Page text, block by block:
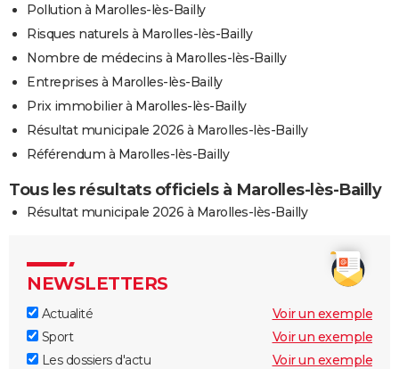
Pollution à Marolles-lès-Bailly
Risques naturels à Marolles-lès-Bailly
Nombre de médecins à Marolles-lès-Bailly
Entreprises à Marolles-lès-Bailly
Prix immobilier à Marolles-lès-Bailly
Résultat municipale 2026 à Marolles-lès-Bailly
Référendum à Marolles-lès-Bailly
Tous les résultats officiels à Marolles-lès-Bailly
Résultat municipale 2026 à Marolles-lès-Bailly
NEWSLETTERS
Actualité
Voir un exemple
Sport
Voir un exemple
Les dossiers d'actu
Voir un exemple